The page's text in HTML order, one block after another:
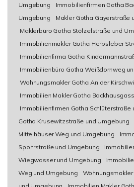
Umgebung
Immobilienfirmen Gotha
Umgebung
Makler Gotha Gayerstraße
Maklerbüro Gotha Stölzelstraße und
Immobilienmakler Gotha Herbsleber
Immobilienfirma Gotha
Immobilienbüro Gotha Weißdornweg
Wohnungsmakler Gotha An der
Immobilien Makler Gotha
Immobilienfirmen Gotha Schlüterstraße
Gotha Krusewitzstraße und Umgebung
Mittelhäuser Weg und Umgebung
Spohrstraße und Umgebung
Wiegwasser und Umgebung
Weg und Umgebung